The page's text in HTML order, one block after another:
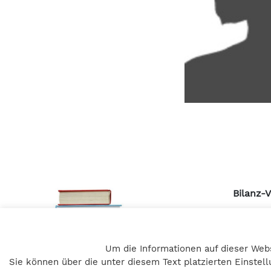
Bilanz-
+43 316
Um die Informationen auf dieser
Sie können über die unter diesem Text platzierten